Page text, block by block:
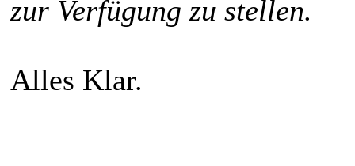
zur Verfügung zu stellen.
Alles Klar.